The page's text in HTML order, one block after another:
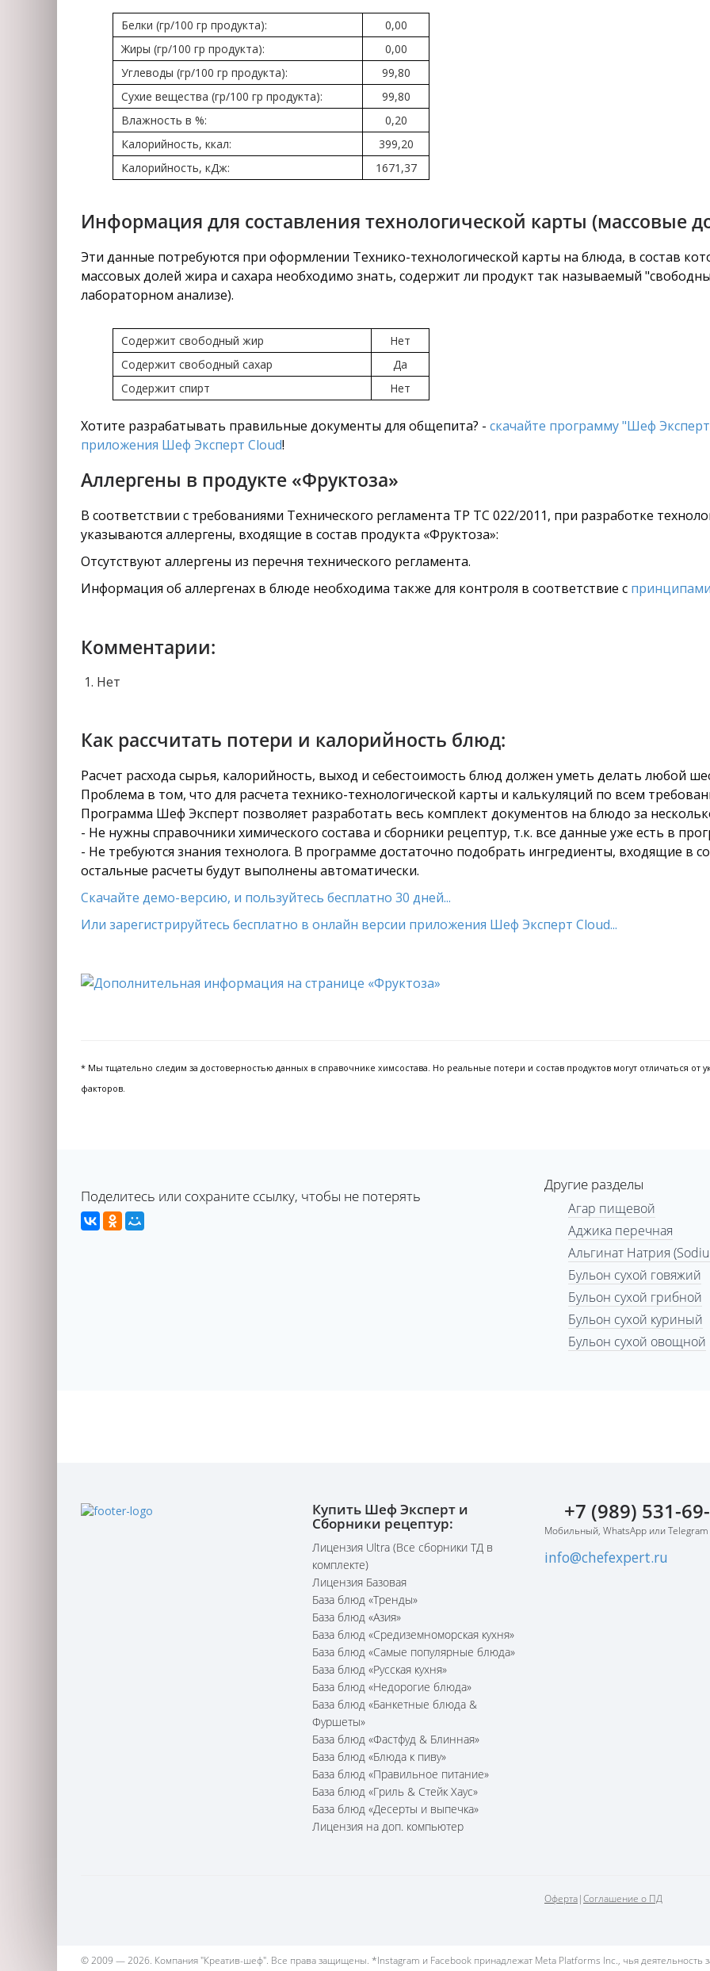
Белки (гр/100 гр продукта):
0,00
Жиры (гр/100 гр продукта):
0,00
Углеводы (гр/100 гр продукта):
99,80
Сухие вещества (гр/100 гр продукта):
99,80
Влажность в %:
0,20
Калорийность, ккал:
399,20
Калорийность, кДж:
1671,37
Информация для составления технологической карты (массовые
Эти данные потребуются при оформлении Технико-технологической карты на блюда, в состав
массовых долей жира и сахара необходимо знать, содержит ли продукт так называемый
лабораторном анализе).
Содержит свободный жир
Нет
Содержит свободный сахар
Да
Содержит спирт
Нет
Хотите разрабатывать правильные документы для общепита? - скачайте программу "Шеф
приложения Шеф Эксперт Cloud!
Аллергены в продукте «Фруктоза»
В соответствии с требованиями Технического регламента ТР ТС 022/2011, при разработке
указываются аллергены, входящие в состав продукта «Фруктоза»:
Отсутствуют аллергены из перечня технического регламента.
Информация об аллергенах в блюде необходима также для контроля в соответствие с
Комментарии:
Нет
Как рассчитать потери и калорийность блюд:
Расчет расхода сырья, калорийность, выход и себестоимость блюд должен уметь делать любой
Проблема в том, что для расчета технико-технологической карты и калькуляций по всем
Программа Шеф Эксперт позволяет разработать весь комплект документов на блюдо за
- Не нужны справочники химического состава и сборники рецептур, т.к. все данные уже есть в
- Не требуются знания технолога. В программе достаточно подобрать ингредиенты, входящие в
остальные расчеты будут выполнены автоматически.
Скачайте демо-версию, и пользуйтесь бесплатно 30 дней...
Или зарегистрируйтесь бесплатно в онлайн версии приложения Шеф Эксперт Cloud...
* Мы тщательно следим за достоверностью данных в справочнике химсостава. Но реальные потери и состав продуктов могут отличаться от
факторов.
Поделитесь или сохраните ссылку, чтобы не потерять
Другие разделы
Агар пищевой
Аджика перечная
Альгинат Натрия
Бульон сухой говяжий
Бульон сухой грибной
Бульон сухой куриный
Бульон сухой овощной
Купить Шеф Эксперт и
Сборники рецептур:
Лицензия Ultra (Все сборники ТД в
комплекте)
Лицензия Базовая
База блюд «Тренды»
База блюд «Азия»
База блюд «Средиземноморская кухня»
База блюд «Самые популярные блюда»
База блюд «Русская кухня»
База блюд «Недорогие блюда»
База блюд «Банкетные блюда &
Фуршеты»
База блюд «Фастфуд & Блинная»
База блюд «Блюда к пиву»
База блюд «Правильное питание»
База блюд «Гриль & Стейк Хаус»
База блюд «Десерты и выпечка»
Лицензия на доп. компьютер
+7 (989) 531-
Мобильный, WhatsApp или Telegram
info@chefexpert.ru
Оферта|Соглашение о ПД
© 2009 — 2026. Компания "Креатив-шеф". Все права защищены. *Instagram и Facebook принадлежат Meta Platforms Inc., чья деятельность